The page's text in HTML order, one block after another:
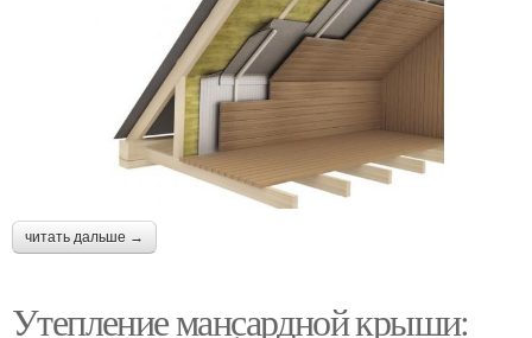
читать дальше →
Утепление мансардной крыши: